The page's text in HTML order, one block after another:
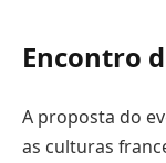
Encontro
A proposta do
as culturas